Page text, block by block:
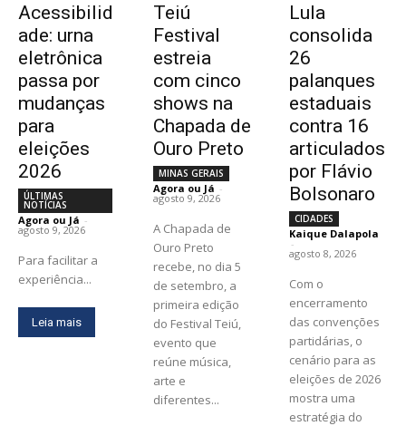
Acessibilid
ade: urna
eletrônica
passa por
mudanças
para
eleições
2026
ÚLTIMAS
NOTÍCIAS
Agora ou Já -
agosto 9, 2026
Para facilitar a
experiência...
Leia mais
Teiú
Festival
estreia
com cinco
shows na
Chapada de
Ouro Preto
MINAS GERAIS
Agora ou Já -
agosto 9, 2026
A Chapada de
Ouro Preto
recebe, no dia 5
de setembro, a
primeira edição
do Festival Teiú,
evento que
reúne música,
arte e
diferentes...
Lula
consolida
26
palanques
estaduais
contra 16
articulados
por Flávio
Bolsonaro
CIDADES
Kaique Dalapola
-
agosto 8, 2026
Com o
encerramento
das convenções
partidárias, o
cenário para as
eleições de 2026
mostra uma
estratégia do